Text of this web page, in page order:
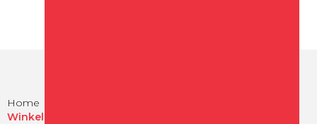
Home
Winkelcentrum en straten in Schagen